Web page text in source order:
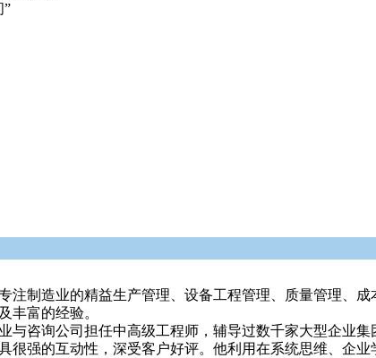
”
制造业的精益生产管理、设备工程管理、质量管理、
丰富的经验。
咨询公司担任中高级工程师，辅导过数千家大型企业
强的互动性，深受客户好评。他利用在系统思维、企